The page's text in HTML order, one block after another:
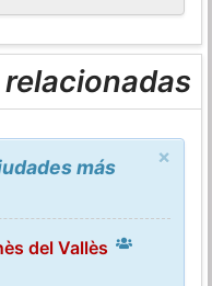
×
más
del Vallès